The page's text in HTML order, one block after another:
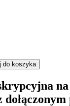
do koszyka